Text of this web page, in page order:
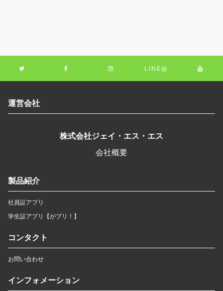
LINE@
運営会社
株式会社ジェイ・エス・エス
会社概要
製品紹介
社員証アプリ
学生証アプリ【がプリ！】
コンタクト
お問い合わせ
インフォメーション